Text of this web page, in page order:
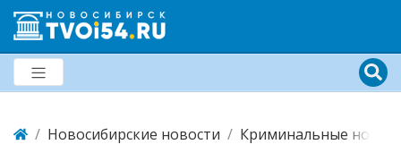
Новосибирские новости Криминальные